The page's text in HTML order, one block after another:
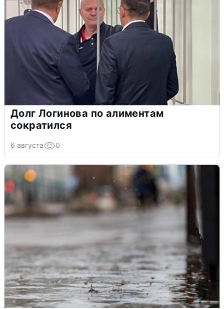
Долг Логинова по алиментам
сократился
6 августа 0